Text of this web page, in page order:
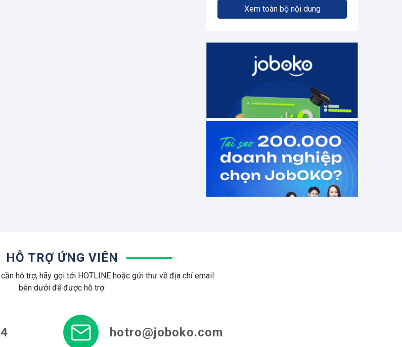
Xem toàn bộ nội dung
HỖ TRỢ ỨNG VIÊN
hỗ trợ, hãy gọi tới HOTLINE hoặc gửi thư về địa chỉ email
bên dưới để được hỗ trợ.
hotro@joboko.com